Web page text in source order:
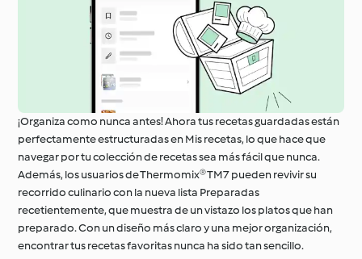
¡Organiza como nunca antes! Ahora tus recetas guardadas están
perfectamente estructuradas en Mis recetas, lo que hace que
navegar por tu colección de recetas sea más fácil que nunca.
Además, los usuarios de Thermomix® TM7 pueden revivir su
recorrido culinario con la nueva lista Preparadas
recetientemente, que muestra de un vistazo los platos que han
preparado. Con un diseño más claro y una mejor organización,
encontrar tus recetas favoritas nunca ha sido tan sencillo.